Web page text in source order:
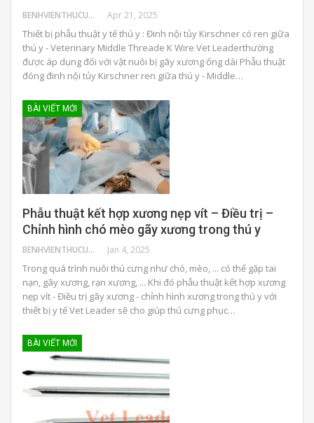
BENHVIENTHUCUNG Apr 21, 2025
Thiết bị phẫu thuật y tế thú y : Đinh nội tủy Kirschner có ren giữa
thú y - Veterinary Middle Threade K Wire Vet Leaderthường
được áp dụng đối với vật nuôi bị gãy xương ống dài Phẫu thuật
đóng đinh nội tủy Kirschner ren giữa thú y - Middle…
BÀI VIẾT MỚI
Phẫu thuật kết hợp xương nẹp vít – Điều trị –
Chỉnh hình chó mèo gãy xương trong thú y
BENHVIENTHUCUNG Jan 4, 2025
Trong quá trình nuôi thú cưng như chó, mèo, ... có thể gặp tai
nạn, gãy xương, rạn xương, ... Khi đó phẫu thuật kết hợp xương
nẹp vít - Điều trị gãy xương - chỉnh hình xương trong thú y với
thiết bị y tế Vet Leader sẽ cho giúp thú cưng phục…
BÀI VIẾT MỚI